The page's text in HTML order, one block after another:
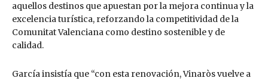
aquellos destinos que apuestan por la mejora continua y la
excelencia turística, reforzando la competitividad de la
Comunitat Valenciana como destino sostenible y de
calidad.
García insistía que “con esta renovación, Vinaròs vuelve a